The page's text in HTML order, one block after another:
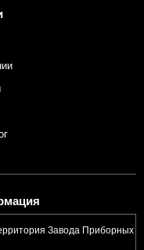
Завода Приборных